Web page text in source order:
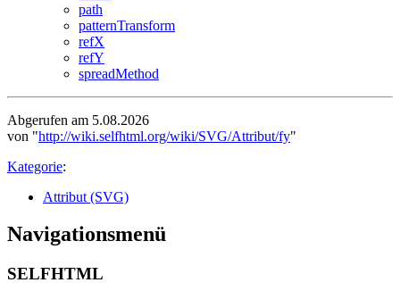
path
patternTransform
refX
refY
spreadMethod
Abgerufen am 5.08.2026
von "http://wiki.selfhtml.org/wiki/SVG/Attribut/fy"
Kategorie:
Attribut (SVG)
Navigationsmenü
SELFHTML